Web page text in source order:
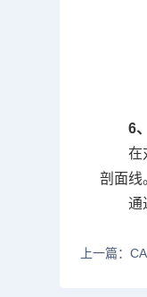
6
在
剖面线
通
上一篇：